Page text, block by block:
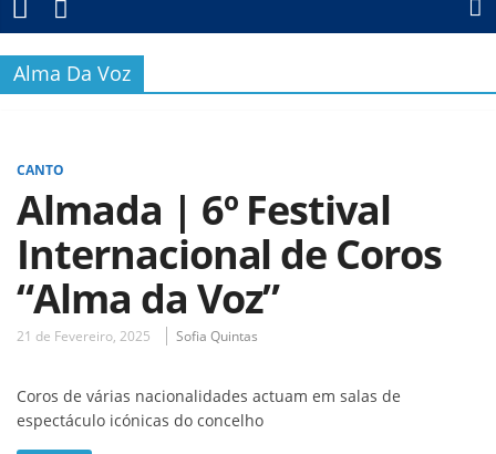
Alma Da Voz
CANTO
Almada | 6º Festival
Internacional de Coros
“Alma da Voz”
21 de Fevereiro, 2025 Sofia Quintas
Coros de várias nacionalidades actuam em salas de
espectáculo icónicas do concelho